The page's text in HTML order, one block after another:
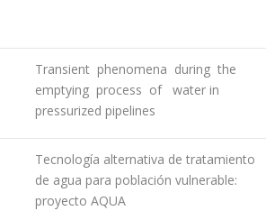
Transient phenomena during the
emptying process of water in
pressurized pipelines
Tecnología alternativa de tratamiento
de agua para población vulnerable:
proyecto AQUA